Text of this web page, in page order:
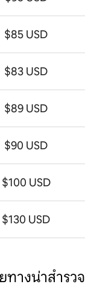
$85 USD
$83 USD
$89 USD
$90 USD
$100 USD
$130 USD
างน่าสำรวจ